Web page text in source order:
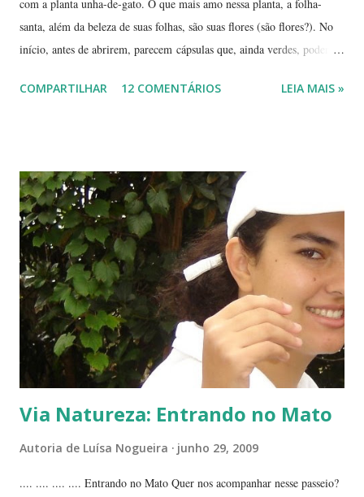
com a planta unha-de-gato. O que mais amo nessa planta, a folha-
santa, além da beleza de suas folhas, são suas flores (são flores?). No
início, antes de abrirem, parecem cápsulas que, ainda verdes, podem
As fotos de hoje são de cachos de suas flores ainda amadurecendo.
família das crassuláceas - Folha-santa. Ao fundo: Agave, dracena e
palmeira açaí. Folha-santa ( Bryophyllum calycinum ). Família das
crassuláceas. Sua reprodução é bem fácil: de qualquer pedaço de
algum galho podem nascer várias mudas. Uma só muda em pouco
tempo transforma-se em uma moita. É uma planta medicinal. ...
COMPARTILHAR 12 COMENTÁRIOS LEIA MAIS »
Via Natureza: Entrando no Mato
Autoria de Luísa Nogueira junho 29, 2009
.... .... .... .... Entrando no Mato Quer nos acompanhar nesse passeio?